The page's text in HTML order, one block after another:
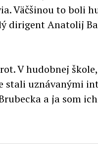
Väčšinou to boli
dirigent Anatolij
V hudobnej
stali uznávanými
a ja som